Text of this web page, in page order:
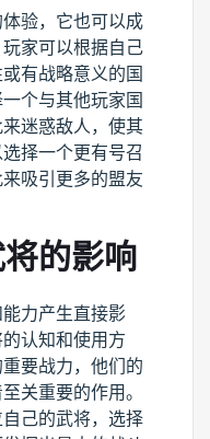
验，它也可以成
家可以根据自己
有战略意义的国
个与其他玩家国
迷惑敌人，使其
择一个更有号召
吸引更多的盟友
的影响
力产生直接影
认知和使用方
要战力，他们的
关重要的作用。
己的武将，选择